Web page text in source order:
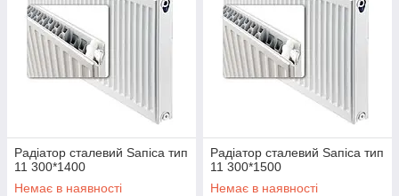
Радіатор сталевий Ѕапіса тип
11 300*1400
Немає в наявності
Радіатор сталевий Ѕапіса тип
11 300*1500
Немає в наявності